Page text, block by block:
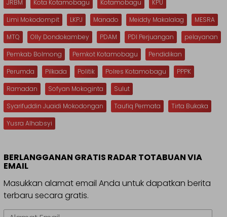
JRBM
Kota Kotamobagu Kotamobagu
KPU
Limi Mokodompit
LKPJ Manado Meiddy Makalalag
MESRA
MTQ
Olly Dondokambey PDAM PDI Perjuangan
pelayanan
Pemkab Bolmong
Pemkot Kotamobagu
Pendidikan
Perumda
Pilkada Politik Polres Kotamobagu
PPPK
Ramadan
Sofyan Mokoginta
Sulut
Syarifuddin Juaidi Mokodongan
Taufiq Permata
Tirta Bukaka
Yusra Alhabsyi
BERLANGGANAN GRATIS RADAR TOTABUAN VIA
EMAIL
Masukkan alamat email Anda untuk dapatkan berita
terbaru secara gratis.
Alamat